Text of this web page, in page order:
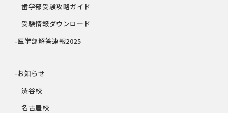
└歯学部受験攻略ガイド
└受験情報ダウンロード
-医学部解答速報2025
-お知らせ
└渋谷校
└名古屋校